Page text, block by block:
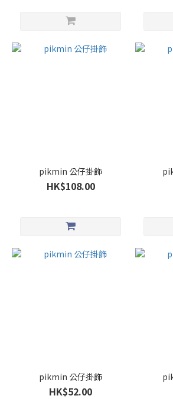
pikmin 公仔掛飾
HK$108.00
pikmin 公仔掛飾
HK$52.00